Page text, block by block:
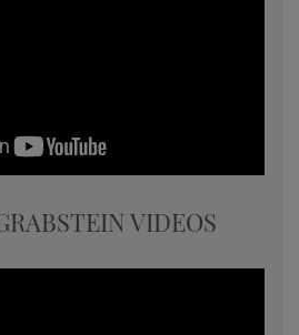
VIDEOS